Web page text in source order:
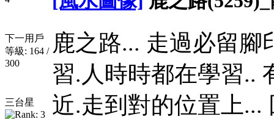
下一用戶
等級: 164 /
300
三台星
鹿之路... 走過必留
習.人時時都在學習..
近.走到對的位置上...